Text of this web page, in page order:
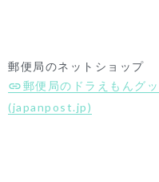
郵便局のネットショップ
郵便局のドラえもんグ
(japanpost.jp)